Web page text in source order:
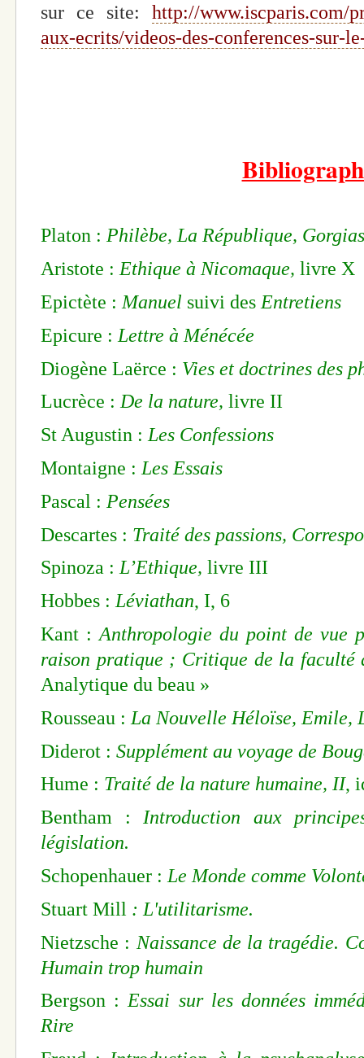
sur ce site: http://www.iscparis.com/
aux-ecrits/videos-des-conferences-sur-
Platon : Philèbe, La République, Gorgias
Aristote : Ethique à Nicomaque, livre X
Epictète : Manuel suivi des Entretiens
Epicure : Lettre à Ménécée
Diogène Laërce : Vies et doctrines des
Lucrèce :De la nature, livre II
St Augustin :Les Confessions
Montaigne : Les Essais
Pascal : Pensées
Descartes : Traité des passions,
Spinoza :L’Ethique, livre III
Hobbes :Léviathan, I, 6
Kant : Anthropologie du point de vue
raison pratique ; Critique de la faculté
Analytique du beau »
Rousseau : La Nouvelle Héloïse, Emile,
Diderot : Supplément au voyage de
Hume : Traité de la nature humaine, II,
Bentham : Introduction aux
législation.
Schopenhauer : Le Monde comme
Stuart Mill : L'utilitarisme.
Nietzsche : Naissance de la tragédie.
Humain trop humain
Bergson :Essai sur les données
Rire